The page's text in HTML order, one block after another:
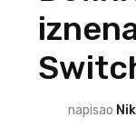
napisao